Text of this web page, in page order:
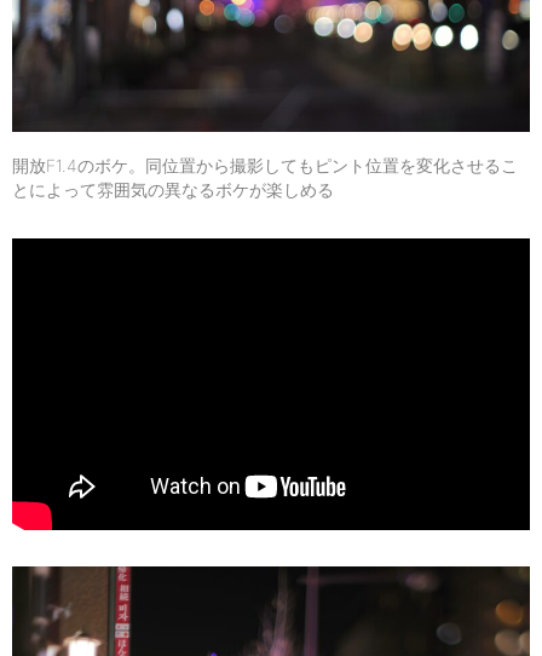
開放F1.4のボケ。同位置から撮影してもピント位置を変化させるこ
とによって雰囲気の異なるボケが楽しめる